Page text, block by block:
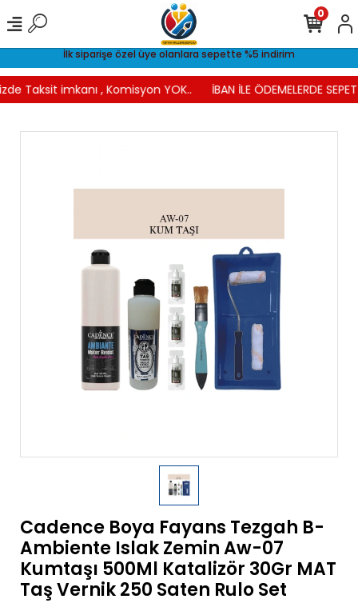
İlk siparişe özel üye olanlara sepette %5 indirim
Taksit imkanı , Komisyon YOK.. İBAN İLE ÖDEMELERDE
0
Cadence Boya Fayans Tezgah B-
Ambiente Islak Zemin Aw-07
Kumtaşı 500Ml Katalizör 30Gr MAT
Taş Vernik 250 Saten Rulo Set